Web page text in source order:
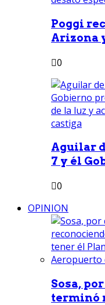
Poggi
Arizona
0
Aguilar
7 y él
0
OPINION
Sosa,
terminó